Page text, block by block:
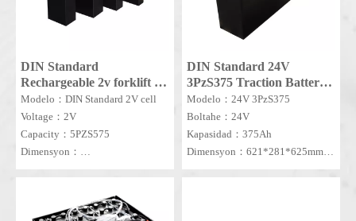
DIN Standard
Rechargeable 2v forklift na
baterya 5PZS575 traction
lead acid single cells PZS
Modelo：DIN Standard 2V cell
Voltage：2V
Capacity：5PZS575
Dimensyon：
101*198*719*745mm
DIN Standard 24V
3PzS375 Traction Battery
na May Electrolyte
Modelo：24V 3PzS375
Boltahe：24V
Kapasidad：375Ah
Dimensyon：621*281*625mm
MOQ：1 SET